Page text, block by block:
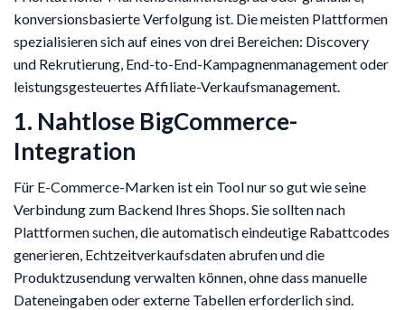
konversionsbasierte Verfolgung ist. Die meisten Plattformen
spezialisieren sich auf eines von drei Bereichen: Discovery
und Rekrutierung, End-to-End-Kampagnenmanagement oder
leistungsgesteuertes Affiliate-Verkaufsmanagement.
1. Nahtlose BigCommerce-
Integration
Für E-Commerce-Marken ist ein Tool nur so gut wie seine
Verbindung zum Backend Ihres Shops. Sie sollten nach
Plattformen suchen, die automatisch eindeutige Rabattcodes
generieren, Echtzeitverkaufsdaten abrufen und die
Produktzusendung verwalten können, ohne dass manuelle
Dateneingaben oder externe Tabellen erforderlich sind.